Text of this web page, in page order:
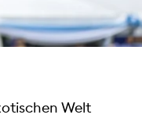
Welt